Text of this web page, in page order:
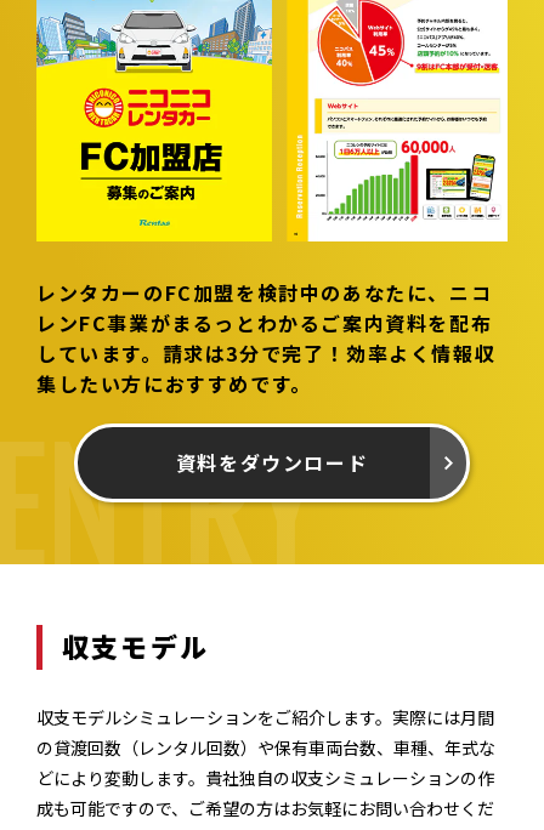
レンタカーのFC加盟を検討中のあなたに、 ニコ
レンFC事業がまるっとわかるご案内資料を配布
しています。 請求は3分で完了！効率よく情報収
集したい方におすすめです。
資料をダウンロード
収支モデル
収支モデルシミュレーションをご紹介します。実際には月間
の貸渡回数（レンタル回数）や保有車両台数、車種、年式な
どにより変動します。貴社独自の収支シミュレーションの作
成も可能ですので、ご希望の方はお気軽にお問い合わせくだ